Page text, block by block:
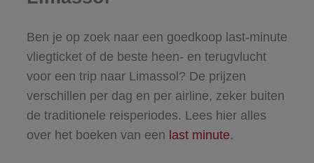
Ben je op zoek naar een goedkoop last-minute
vliegticket of de beste heen- en terugvlucht
voor een trip naar Limassol? De prijzen
verschillen per dag en per airline, zeker buiten
de traditionele reisperiodes. Lees hier alles
over het boeken van een last minute.